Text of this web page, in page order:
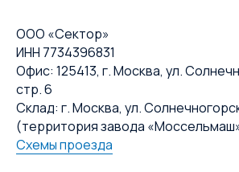
ООО «Сектор»
ИНН 7734396831
Офис: 125413, г. Москва, ул.
стр. 6
Склад: г. Москва, ул.
(территория завода
Схемы проезда